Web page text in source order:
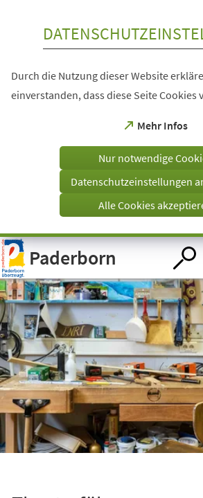
Visuelle
Assistenzsoftware
öffnen.
Durch die Nutzung dieser Website
einverstanden, dass diese Seite Cookies
Mehr Infos
(Öffnet
einem
Tab)
Nur notwendige
Datenschutzeinstellungen
Alle Cookies
Paderborn